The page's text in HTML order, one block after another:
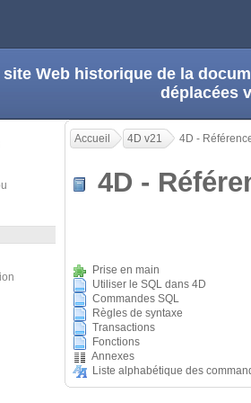
Web historique de la
déplacées
Accueil 4D v21 4D -
4D -
Prise en main
Utiliser le SQL dans 4D
Commandes SQL
Règles de syntaxe
Transactions
Fonctions
Annexes
Liste alphabétique des